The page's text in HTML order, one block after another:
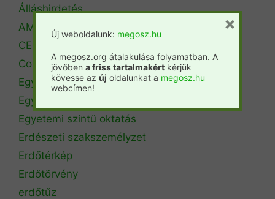
Álláshirdetés
AM Erdőrendezési Főosztály
CEPF
Copa Cogeca
Egyéb
Egyetemi hírek
Egyetemi szintű oktatás
Erdészeti szakszemélyzet
Erdőtérkép
Erdőtörvény
erdőtűz
Új weboldalunk: megosz.hu
A megosz.org átalakulása folyamatban. A
jövőben a friss tartalmakért kérjük
kövesse az új oldalunkat a megosz.hu
webcímen!
×